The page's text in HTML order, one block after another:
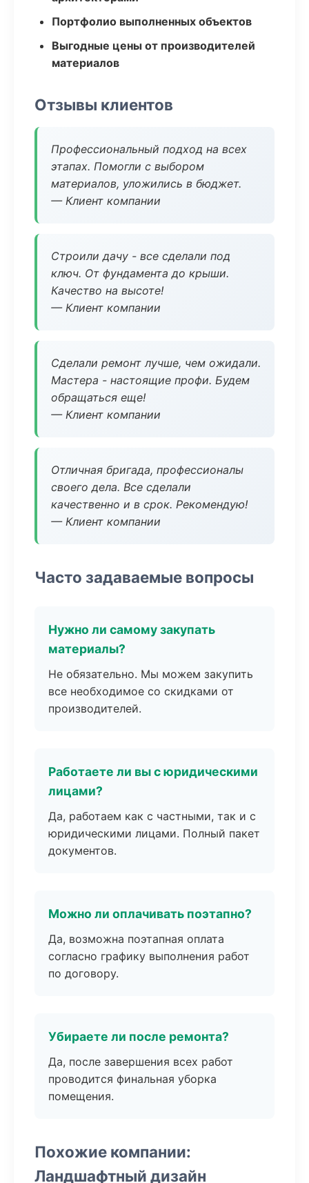
Портфолио выполненных объектов
Выгодные цены от производителей
материалов
Отзывы клиентов
Профессиональный подход на всех
этапах. Помогли с выбором
материалов, уложились в бюджет.
— Клиент компании
Строили дачу - все сделали под
ключ. От фундамента до крыши.
Качество на высоте!
— Клиент компании
Сделали ремонт лучше, чем ожидали.
Мастера - настоящие профи. Будем
обращаться еще!
— Клиент компании
Отличная бригада, профессионалы
своего дела. Все сделали
качественно и в срок. Рекомендую!
— Клиент компании
Часто задаваемые вопросы
Нужно ли самому закупать
материалы?
Не обязательно. Мы можем закупить
все необходимое со скидками от
производителей.
Работаете ли вы с юридическими
лицами?
Да, работаем как с частными, так и с
юридическими лицами. Полный пакет
документов.
Можно ли оплачивать поэтапно?
Да, возможна поэтапная оплата
согласно графику выполнения работ
по договору.
Убираете ли после ремонта?
Да, после завершения всех работ
проводится финальная уборка
помещения.
Похожие компании:
Ландшафтный дизайн